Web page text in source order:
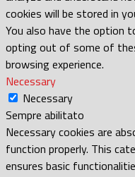
cookies will be stored in
You also have the option
opting out of some of
browsing experience.
Necessary
Necessary
Sempre abilitato
Necessary cookies are
function properly. This
ensures basic